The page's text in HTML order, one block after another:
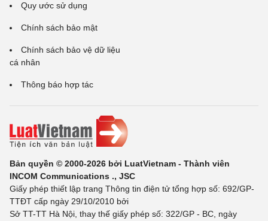
Quy ước sử dụng
Chính sách bảo mật
Chính sách bảo vệ dữ liệu
cá nhân
Thông báo hợp tác
Bản quyền © 2000-2026 bởi LuatVietnam - Thành viên
INCOM Communications ., JSC
Giấy phép thiết lập trang Thông tin điện tử tổng hợp số: 692/GP-
TTĐT cấp ngày 29/10/2010 bởi
Sở TT-TT Hà Nội, thay thế giấy phép số: 322/GP - BC, ngày